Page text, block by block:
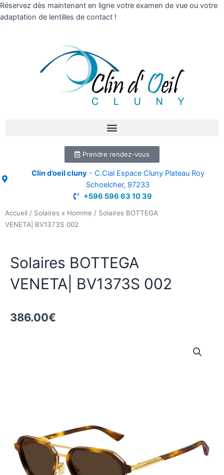
Réservez dès maintenant en ligne votre examen de vue ou votre
adaptation de lentilles de contact !
Prendre rendez-vous
Clin d’oeil cluny- C.Cial Espace Cluny Plateau Roy
Schoelcher, 97233
+596 596 63 10 39
Accueil / Solaires x Homme / Solaires BOTTEGA
VENETA| BV1373S 002
Solaires BOTTEGA
VENETA| BV1373S 002
386.00€